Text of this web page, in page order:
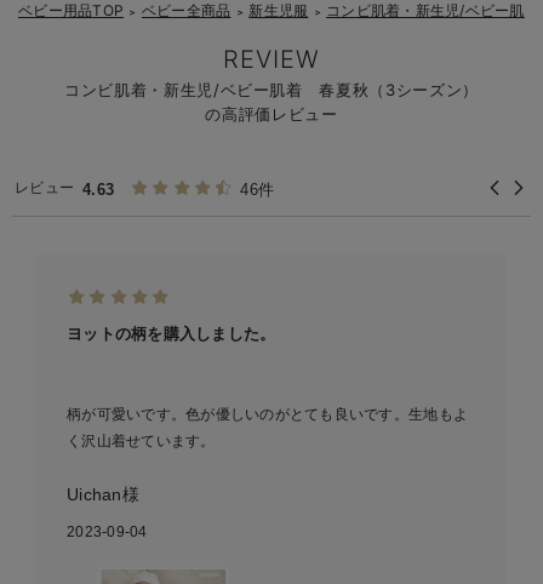
ベビー用品TOP ＞ ベビー全商品 ＞ 新生児服 ＞ コンビ肌着・新生児/ベビー肌着
REVIEW
コンビ肌着・新生児/ベビー肌着 春夏秋（3シーズン）
の高評価レビュー
レビュー 4.63 46件
ヨットの柄を購入しました。
柄が可愛いです。色が優しいのがとても良いです。生地もよ
く沢山着せています。
Uichan様
2023-09-04